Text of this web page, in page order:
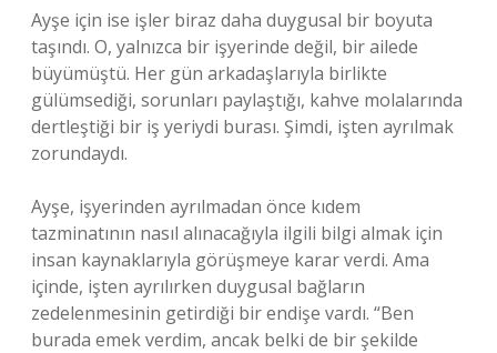
Ayşe için ise işler biraz daha duygusal bir boyuta
taşındı. O, yalnızca bir işyerinde değil, bir ailede
büyümüştü. Her gün arkadaşlarıyla birlikte
gülümsediği, sorunları paylaştığı, kahve molalarında
dertleştiği bir iş yeriydi burası. Şimdi, işten ayrılmak
zorundaydı.
Ayşe, işyerinden ayrılmadan önce kıdem
tazminatının nasıl alınacağıyla ilgili bilgi almak için
insan kaynaklarıyla görüşmeye karar verdi. Ama
içinde, işten ayrılırken duygusal bağların
zedelenmesinin getirdiği bir endişe vardı. “Ben
burada emek verdim, ancak belki de bir şekilde